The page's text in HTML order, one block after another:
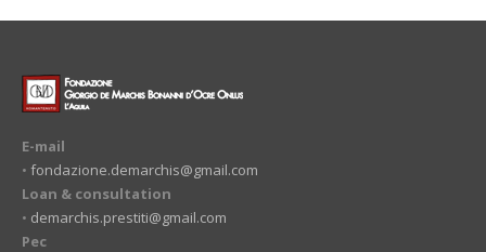
E-mail
• fondazione.demarchis@gmail.com
Loan & consultation
• demarchis.prestiti@gmail.com
Pec